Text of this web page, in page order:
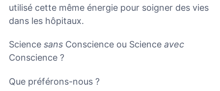
utilisé cette même énergie pour soigner des vies
dans les hôpitaux.
Science sans Conscience ou Science avec
Conscience ?
Que préférons-nous ?